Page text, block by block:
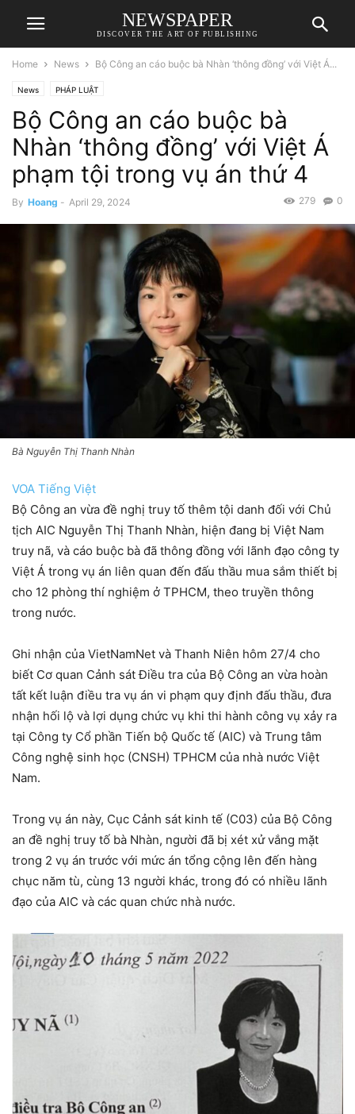
NEWSPAPER
DISCOVER THE ART OF PUBLISHING
Home News Bộ Công an cáo buộc bà Nhàn ‘thông đồng’ với Việt Á...
News PHÁP LUẬT
Bộ Công an cáo buộc bà
Nhàn ‘thông đồng’ với Việt Á
phạm tội trong vụ án thứ 4
By Hoang - April 29, 2024 0
279
Bà Nguyễn Thị Thanh Nhàn
VOA Tiếng Việt
Bộ Công an vừa đề nghị truy tố thêm tội danh đối với Chủ
tịch AIC Nguyễn Thị Thanh Nhàn, hiện đang bị Việt Nam
truy nã, và cáo buộc bà đã thông đồng với lãnh đạo công ty
Việt Á trong vụ án liên quan đến đấu thầu mua sắm thiết bị
cho 12 phòng thí nghiệm ở TPHCM, theo truyền thông
trong nước.
Ghi nhận của VietNamNet và Thanh Niên hôm 27/4 cho
biết Cơ quan Cảnh sát Điều tra của Bộ Công an vừa hoàn
tất kết luận điều tra vụ án vi phạm quy định đấu thầu, đưa
nhận hối lộ và lợi dụng chức vụ khi thi hành công vụ xảy ra
tại Công ty Cổ phần Tiến bộ Quốc tế (AIC) và Trung tâm
Công nghệ sinh học (CNSH) TPHCM của nhà nước Việt
Nam.
Trong vụ án này, Cục Cảnh sát kinh tế (C03) của Bộ Công
an đề nghị truy tố bà Nhàn, người đã bị xét xử vắng mặt
trong 2 vụ án trước với mức án tổng cộng lên đến hàng
chục năm tù, cùng 13 người khác, trong đó có nhiều lãnh
đạo của AIC và các quan chức nhà nước.